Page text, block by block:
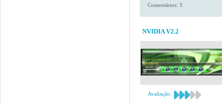
Comentários: 3
NVIDIA V2.2
Avaliação: